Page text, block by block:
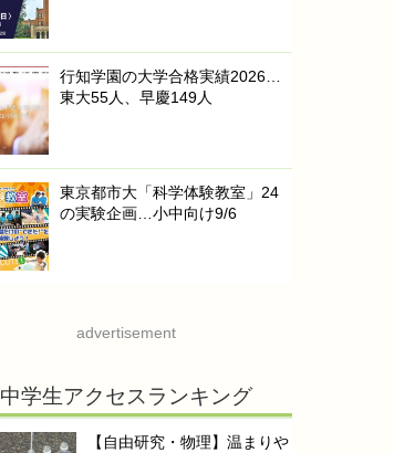
行知学園の大学合格実績2026…
東大55人、早慶149人
東京都市大「科学体験教室」24
の実験企画…小中向け9/6
advertisement
中学生アクセスランキング
【自由研究・物理】温まりや